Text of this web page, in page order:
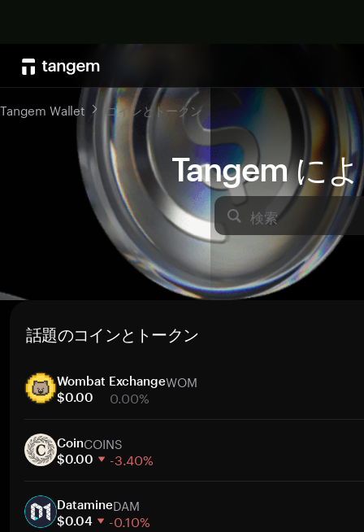
Tangem に
検索
Tangem Wallet コインとトークン
話題のコインとトークン
Wombat ExchangeWOM
$0.00 0.00%
30日間
時価総額
CoinCOINS
$0.00 -3.40%
30日間
時価総額
DatamineDAM
$0.04 -0.10%